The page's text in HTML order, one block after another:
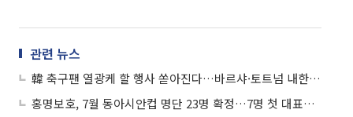
관련 뉴스
韓 축구팬 열광케 할 행사 쏟아진다…바르샤·토트넘 내한에 '아이콘매치'도 컴백
홍명보호, 7월 동아시안컵 명단 23명 확정…7명 첫 대표팀 합류